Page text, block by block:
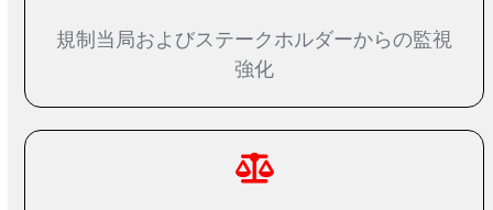
規制当局およびステークホルダーからの監視
強化